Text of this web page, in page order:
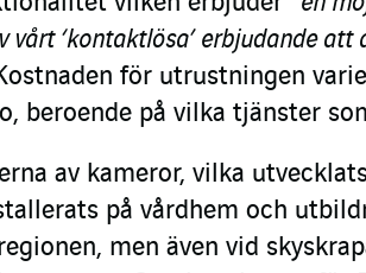
vårt ‘kontaktlösa’ erbjudande att
för utrustningen
beroende på vilka tjänster
av kameror, vilka
på vårdhem och
men även vid